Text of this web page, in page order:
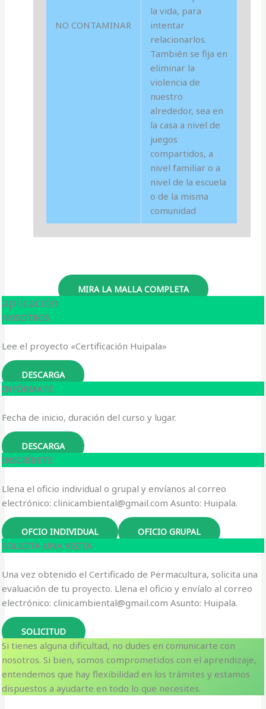
NO CONTAMINAR
la vida, para
intentar
relacionarlos.
También se fija en
eliminar la
violencia de
nuestro
alrededor, sea en
la casa a nivel de
juegos
compartidos, a
nivel familiar o a
nivel de la escuela
o de la misma
comunidad
MIRA LA MALLA COMPLETA
aplicación
NOSOTROS
Lee el proyecto «Certificación Huipala»
DESCARGA
INFÓRMATE
Fecha de inicio, duración del curso y lugar.
DESCARGA
INSCRÍBETE
Llena el oficio individual o grupal y envíanos al correo
electrónico: clinicambiental@gmail.com Asunto: Huipala.
OFCIO INDIVIDUAL OFICIO GRUPAL
SOLICITA UNA VISITA
Una vez obtenido el Certificado de Permacultura, solicita una
evaluación de tu proyecto. Llena el oficio y envíalo al correo
electrónico: clinicambiental@gmail.com Asunto: Huipala.
SOLICITUD
Si tienes alguna dificultad, no dudes en comunicarte con
nosotros. Si bien, somos comprometidos con el aprendizaje,
entendemos que hay flexibilidad en los trámites y estamos
dispuestos a ayudarte en todo lo que necesites.